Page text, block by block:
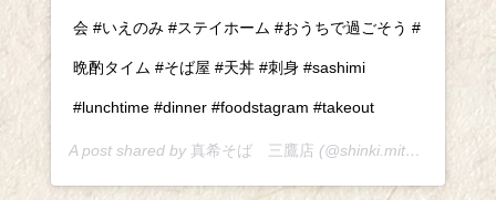
会 #いえのみ #ステイホーム #おうちで過ごそう #
晩酌タイム #そば屋 #天丼 #刺身 #sashimi
#lunchtime #dinner #foodstagram #takeout
A post shared by 真希そば 三鷹店 (@shinki.mitaka) on